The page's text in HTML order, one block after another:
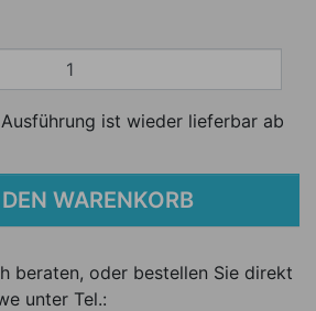
ist wieder lieferbar ab
WARENKORB
beraten, oder bestellen Sie direkt
unter Tel.: